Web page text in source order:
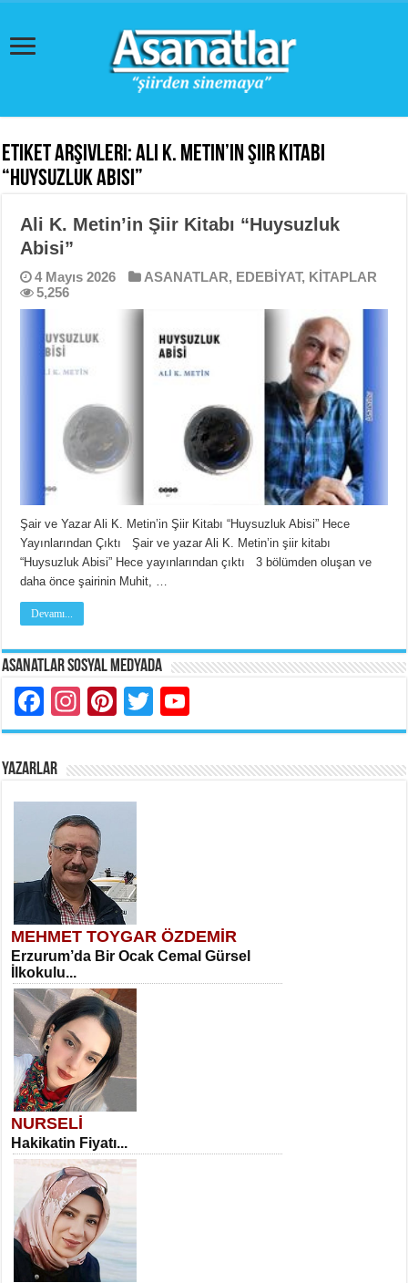
Etiket Arşivleri:Ali K. Metin’in Şiir Kitabı
“Huysuzluk Abisi”
Ali K. Metin’in Şiir Kitabı “Huysuzluk
Abisi”
4 Mayıs 2026 ASANATLAR, EDEBİYAT, KİTAPLAR
5,256
Şair ve Yazar Ali K. Metin’in Şiir Kitabı “Huysuzluk Abisi” Hece
Yayınlarından Çıktı Şair ve yazar Ali K. Metin’in şiir kitabı
“Huysuzluk Abisi” Hece yayınlarından çıktı 3 bölümden oluşan ve
daha önce şairinin Muhit, …
Devamı...
Asanatlar Sosyal Medyada
Facebook
Instagram
Pinterest
Twitter
YAZARLAR
MEHMET TOYGAR ÖZDEMİR
Erzurum’da Bir Ocak Cemal Gürsel
İlkokulu...
NURSELİ
Hakikatin Fiyatı...